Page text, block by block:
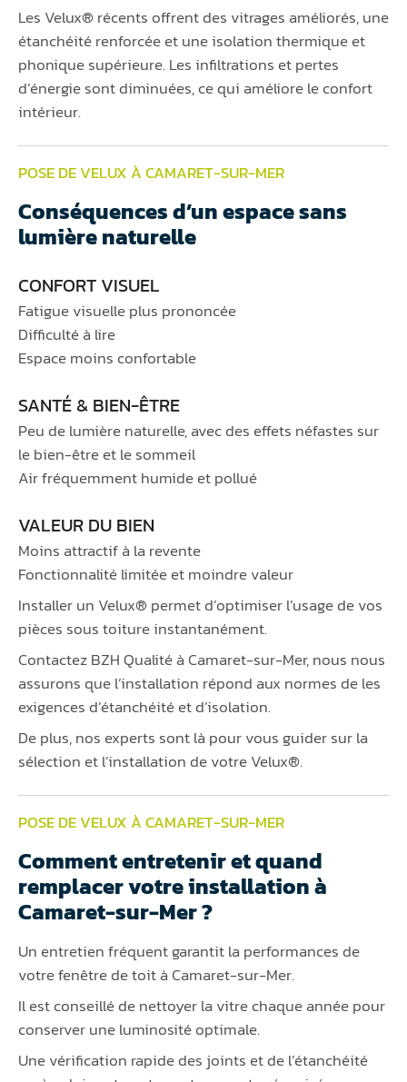
Les Velux® récents offrent des vitrages améliorés, une
étanchéité renforcée et une isolation thermique et
phonique supérieure. Les infiltrations et pertes
d’énergie sont diminuées, ce qui améliore le confort
intérieur.
POSE DE VELUX À CAMARET-SUR-MER
Conséquences d’un espace sans
lumière naturelle
CONFORT VISUEL
Fatigue visuelle plus prononcée
Difficulté à lire
Espace moins confortable
SANTÉ & BIEN-ÊTRE
Peu de lumière naturelle, avec des effets néfastes sur
le bien-être et le sommeil
Air fréquemment humide et pollué
VALEUR DU BIEN
Moins attractif à la revente
Fonctionnalité limitée et moindre valeur
Installer un Velux® permet d’optimiser l’usage de vos
pièces sous toiture instantanément.
Contactez BZH Qualité à Camaret-sur-Mer, nous nous
assurons que l’installation répond aux normes de les
exigences d’étanchéité et d’isolation.
De plus, nos experts sont là pour vous guider sur la
sélection et l’installation de votre Velux®.
POSE DE VELUX À CAMARET-SUR-MER
Comment entretenir et quand
remplacer votre installation à
Camaret-sur-Mer ?
Un entretien fréquent garantit la performances de
votre fenêtre de toit à Camaret-sur-Mer.
Il est conseillé de nettoyer la vitre chaque année pour
conserver une luminosité optimale.
Une vérification rapide des joints et de l’étanchéité